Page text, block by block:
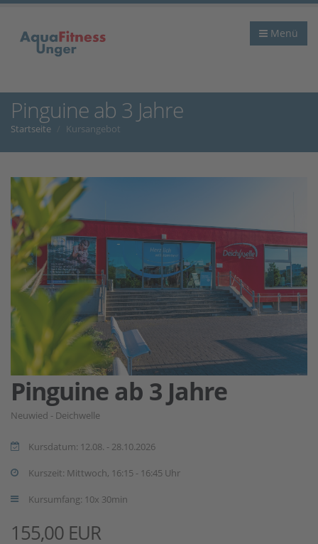
Menü
Pinguine ab 3 Jahre
Startseite Kursangebot
Pinguine ab 3 Jahre
Neuwied - Deichwelle
Kursdatum: 12.08. - 28.10.2026
Kurszeit: Mittwoch, 16:15 - 16:45 Uhr
Kursumfang: 10x 30min
155,00 EUR